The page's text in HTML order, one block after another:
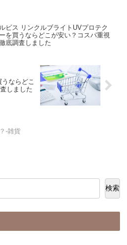
ビス リンクルブライトUVプロテク
を買うならどこが安い？コスパ重視
底調査しました
ならどこ
しました
-雑貨
検索